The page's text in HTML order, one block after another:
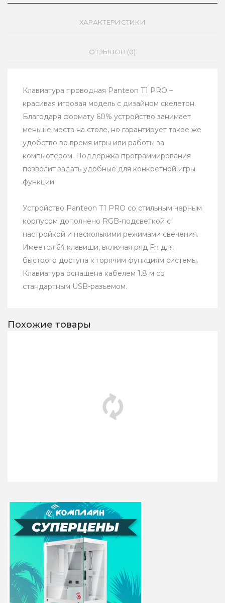
ХАРАКТЕРИСТИКИ
ОТЗЫВОВ (0)
Клавиатура проводная Panteon T1 PRO –
красивая игровая модель с дизайном скелетон.
Благодаря формату 60% устройство занимает
меньше места на столе, но гарантирует такое же
удобство во время игры или работы за
компьютером. Поддержка программирования
позволит задать удобные для конкретной игры
функции.
Устройство Panteon T1 PRO со стильным черным
корпусом дополнено RGB-подсветкой с
настройкой и несколькими режимами свечения.
Имеется 64 клавиши, включая ряд Fn для
быстрого доступа к горячим функциям системы.
Клавиатура оснащена кабелем 1.8 м со
стандартным USB-разъемом.
Похожие товары
системных клавиш
Windows и
переключение стрелок
курсора на к..
1215 руб
RU,RGB, bluetooth 5.0,